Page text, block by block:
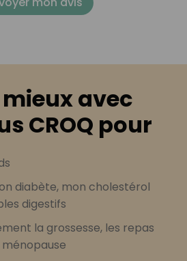
avec
CROQ pour
diabète, mon cholestérol
digestifs
la grossesse, les repas